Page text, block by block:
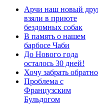
Арчи наш новый
взяли в приюте
бездомных собак
В память о нашем
барбосе Чаби
До Нового года
осталось 30 дней!
Хочу забрать
Проблема с
Французским
Бульдогом